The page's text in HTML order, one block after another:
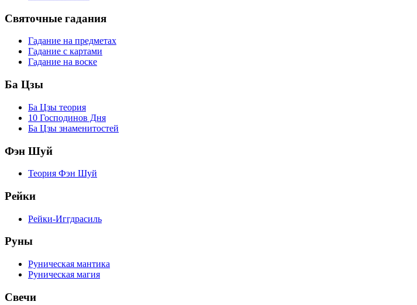
Святочные гадания
Гадание на предметах
Гадание с картами
Гадание на воске
Ба Цзы
Ба Цзы теория
10 Господинов Дня
Ба Цзы знаменитостей
Фэн Шуй
Теория Фэн Шуй
Рейки
Рейки-Иггдрасиль
Руны
Руническая мантика
Руническая магия
Свечи